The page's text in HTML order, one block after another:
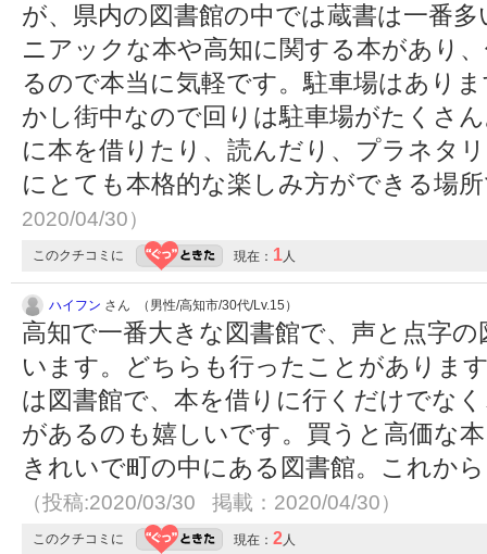
が、県内の図書館の中では蔵書は一番
ニアックな本や高知に関する本があり
るので本当に気軽です。駐車場はあり
かし街中なので回りは駐車場がたくさ
に本を借りたり、読んだり、プラネタ
にとても本格的な楽しみ方ができる場
2020/04/30）
このクチコミに 現在： 1人
ハイフン さん （男性/高知市/30代/Lv.15）
高知で一番大きな図書館で、声と点字
います。どちらも行ったことがありま
は図書館で、本を借りに行くだけでな
があるのも嬉しいです。買うと高価な
きれいで町の中にある図書館。これか
（投稿:2020/03/30 掲載：2020/04/30）
このクチコミに 現在： 2人